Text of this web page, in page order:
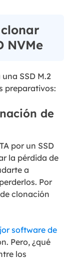
NVMe
SSD M.2
preparativos:
de
por un SSD
la pérdida de
a
Por
clonación
software de
Pero, ¿qué
los